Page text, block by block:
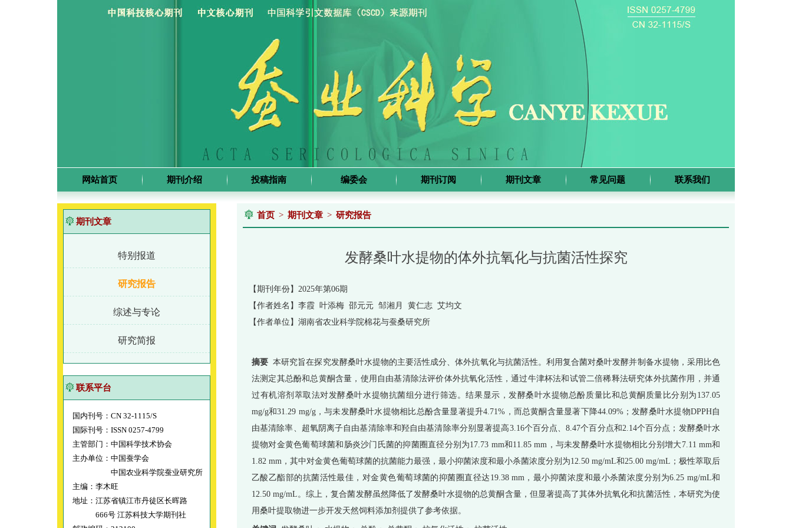
网站首页 期刊介绍 投稿指南 编委会 期刊订阅 期刊文章 常见问题 联系我们
期刊文章
特别报道
研究报告
综述与专论
研究简报
联系平台
国内刊号：CN 32-1115/S
国际刊号：ISSN 0257-4799
主管部门：中国科学技术协会
主办单位：中国蚕学会
中国农业科学院蚕业研究所
主编：李木旺
地址：江苏省镇江市丹徒区长晖路
666号 江苏科技大学期刊社
首页 > 期刊文章 > 研究报告
发酵桑叶水提物的体外抗氧化与抗菌活性探究
【期刊年份】2025年第06期
【作者姓名】李霞 叶添梅 邵元元 邹湘月 黄仁志 艾均文
【作者单位】湖南省农业科学院棉花与蚕桑研究所
摘要 本研究旨在探究发酵桑叶水提物的主要活性成分、体外抗氧化与抗菌活性。利用复合菌对桑叶发酵并制备水提物，采用比色
法测定其总酚和总黄酮含量，使用自由基清除法评价体外抗氧化活性，通过牛津杯法和试管二倍稀释法研究体外抗菌作用，并通
过有机溶剂萃取法对发酵桑叶水提物抗菌组分进行筛选。结果显示，发酵桑叶水提物总酚质量比和总黄酮质量比分别为137.05
mg/g和31.29 mg/g，与未发酵桑叶水提物相比总酚含量显著提升4.71%，而总黄酮含量显著下降44.09%；发酵桑叶水提物DPPH自
由基清除率、超氧阴离子自由基清除率和羟自由基清除率分别显著提高3.16个百分点、8.47个百分点和2.14个百分点；发酵桑叶水
提物对金黄色葡萄球菌和肠炎沙门氏菌的抑菌圈直径分别为17.73 mm和11.85 mm，与未发酵桑叶水提物相比分别增大7.11 mm和
1.82 mm，其中对金黄色葡萄球菌的抗菌能力最强，最小抑菌浓度和最小杀菌浓度分别为12.50 mg/mL和25.00 mg/mL；极性萃取后
乙酸乙酯部的抗菌活性最佳，对金黄色葡萄球菌的抑菌圈直径达19.38 mm，最小抑菌浓度和最小杀菌浓度分别为6.25 mg/mL和
12.50 mg/mL。综上，复合菌发酵虽然降低了发酵桑叶水提物的总黄酮含量，但显著提高了其体外抗氧化和抗菌活性，本研究为使
用桑叶提取物进一步开发天然饲料添加剂提供了参考依据。